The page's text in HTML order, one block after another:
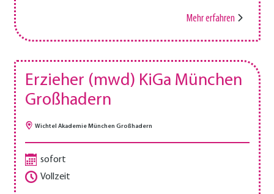
Mehr erfahren
Erzieher (mwd) KiGa München
Großhadern
Wichtel Akademie München Großhadern
sofort
Vollzeit